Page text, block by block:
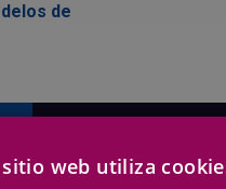
de
sitio web utiliza